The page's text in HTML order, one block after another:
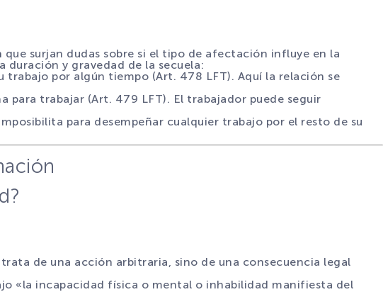
surjan dudas sobre si el tipo de afectación influye en la
duración y gravedad de la secuela:
trabajo por algún tiempo (Art. 478 LFT). Aquí la relación se
para trabajar (Art. 479 LFT). El trabajador puede seguir
para desempeñar cualquier trabajo por el resto de su
de una acción arbitraria, sino de una consecuencia legal
«la incapacidad física o mental o inhabilidad manifiesta del